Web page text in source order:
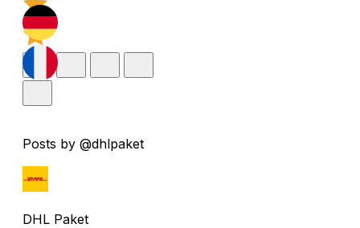
Posts by @dhlpaket
DHL Paket